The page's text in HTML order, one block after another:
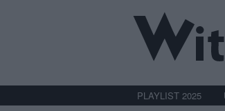
PLAYLIST 2025